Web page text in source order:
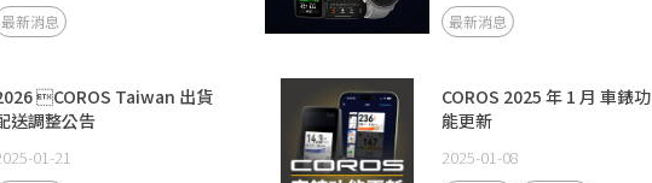
最新消息 最新消息
COROS Taiwan 出貨
送調整公告
01-21
COROS 2025 年 1 月 車錶功
能更新
2025-01-08